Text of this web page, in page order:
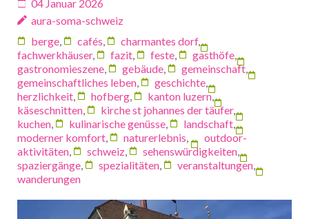
04 Januar 2026
aura-soma-schweiz
berge
cafés charmantes dorf,
fachwerkhäuser, fazit feste gasthöfe
gastronomieszene
gebäude gemeinschaft
gemeinschaftliches leben
geschichte
herzlichkeit
hofberg kanton luzern,
käseschnitten
kirche st johannes der täufer,
kuchen
kulinarische genüsse landschaft
moderner komfort
naturerlebnis
outdoor-
aktivitäten
schweiz sehenswürdigkeiten
spaziergänge
spezialitäten veranstaltungen
wanderungen